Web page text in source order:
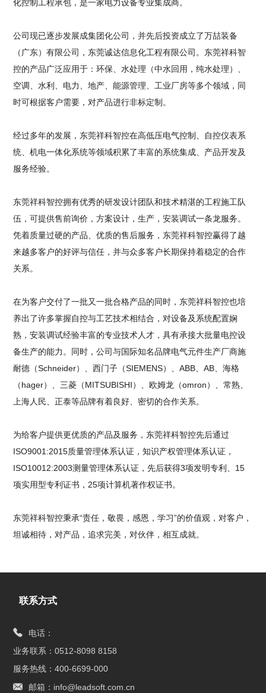
化控制工程承包，是一家电力设备专业集成商。
公司现已逐步发展成集团化公司，并先后投资成立了万喆装备
（广东）有限公司，东莞诚达信息化工程有限公司。东莞祥科智
控的产品广泛应用于：环保、水处理（中水回用，纯水处理）、
空调、水利、电力、地产、能源管理、工业厂房等多个领域，同
时可根据客户需要，对产品进行非标定制。
经过多年的发展，东莞祥科智控在高低压电气控制、自控仪表系
统、机电一体化系统等领域积累了丰富的系统集成、产品开发及
服务经验。
东莞祥科智控拥有优秀的研发设计团队和技术精湛的工程施工队
伍，可提供售前询价，方案设计，生产，安装调试一条龙服务。
凭着质量过硬的产品、优质的售后服务，东莞祥科智控赢得了越
来越多客户的好评与信任，并与众多客户长期保持着稳定的合作
关系。
在为客户交付了一批又一批合格产品的同时，东莞祥科智控也培
养出了许多掌握自控与工艺技术相结合，对设备及系统配置娴
熟，安装调试经验丰富的专业技术人才，具有承接大批量电控设
备生产的能力。同时，公司与国际知名品牌电气元件生产厂商施
耐德（Schneider）、西门子（SIEMENS）、ABB、AB、海格
（hager）、三菱（MITSUBISHI）、欧姆龙（omron）、常熟、
上海人民、正泰等品牌有着良好、密切的合作关系。
为给客户提供更优质的产品及服务，东莞祥科智控先后通过
ISO9001:2015质量管理体系认证，知识产权管理体系认证，
ISO10012:2003测量管理体系认证，先后获得3项发明专利、15
项实用型专利证书，25项计算机著作权证书。
东莞祥科智控秉承“责任，敬畏，感恩，学习”的价值观，对客户，
坦诚相待，对产品，追求完美，对伙伴，相互成就。
联系方式
电话：
业务联系：0512-8098 8158
服务热线：400-6699-000
邮箱：info@leadsoft.com.cn